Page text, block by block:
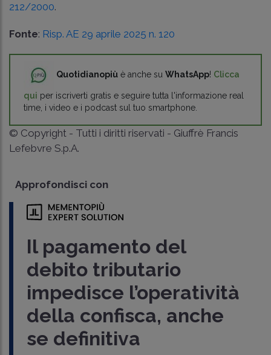
212/2000.
Fonte: Risp. AE 29 aprile 2025 n. 120
Quotidianopiù è anche su WhatsApp! Clicca
qui per iscriverti gratis e seguire tutta l'informazione real
time, i video e i podcast sul tuo smartphone.
© Copyright - Tutti i diritti riservati - Giuffrè Francis
Lefebvre S.p.A.
Approfondisci con
Il pagamento del
debito tributario
impedisce l’operatività
della confisca, anche
se definitiva